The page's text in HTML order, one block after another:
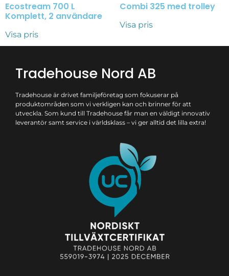
Ecostream 700 L
Komplett, 2 användare
Visa pris
Combi 325 med trolley
Visa pris
Tradehouse Nord AB
Tradehouse är drivet familjeföretag som fokuserar på
produktområden som vi verkligen kan och brinner för att
utveckla. Som kund till Tradehouse får man en väldigt innovativ
leverantör samt service i världsklass – vi ger alltid det lilla extra!